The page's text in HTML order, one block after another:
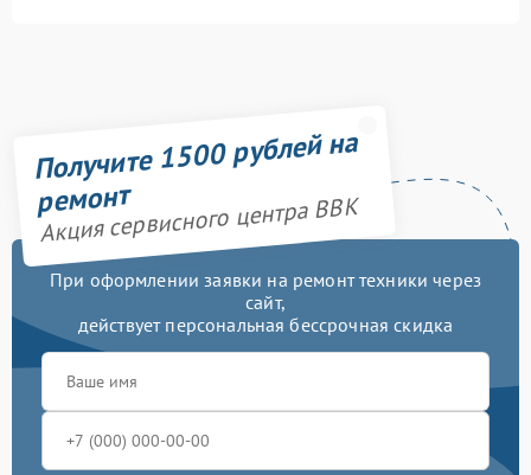
Получите 1500 рублей на
ремонт
Акция сервисного центра BBK
При оформлении заявки на ремонт техники через
сайт,
действует персональная бессрочная скидка